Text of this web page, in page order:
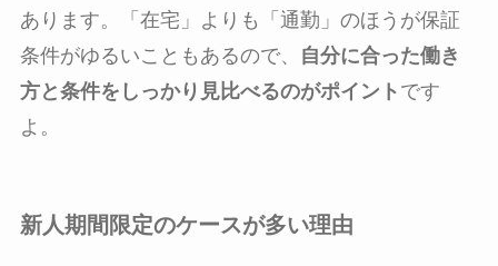
あります。「在宅」よりも「通勤」のほうが保証
条件がゆるいこともあるので、
自分に合った働き
方と条件をしっかり見比べるのがポイント です
よ。
新人期間限定のケースが多い理由